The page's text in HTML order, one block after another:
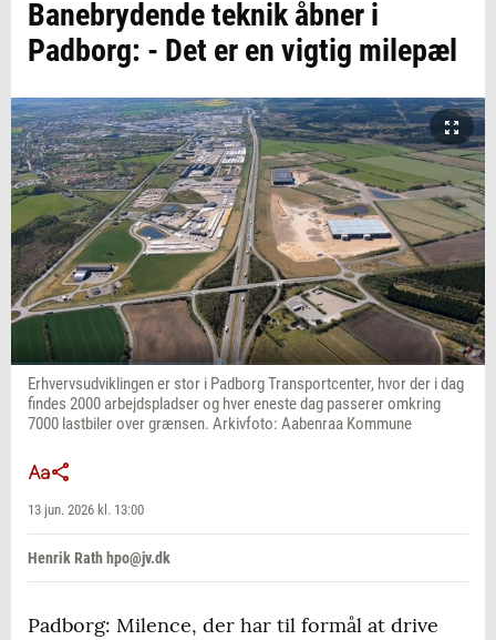
Banebrydende teknik åbner i
Padborg: - Det er en vigtig milepæl
Erhvervsudviklingen er stor i Padborg Transportcenter, hvor der i dag
findes 2000 arbejdspladser og hver eneste dag passerer omkring
7000 lastbiler over grænsen. Arkivfoto: Aabenraa Kommune
13 jun. 2026 kl. 13:00
Henrik Rath hpo@jv.dk
Padborg: Milence, der har til formål at drive